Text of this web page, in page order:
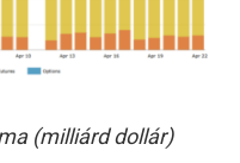
(milliárd dollár)